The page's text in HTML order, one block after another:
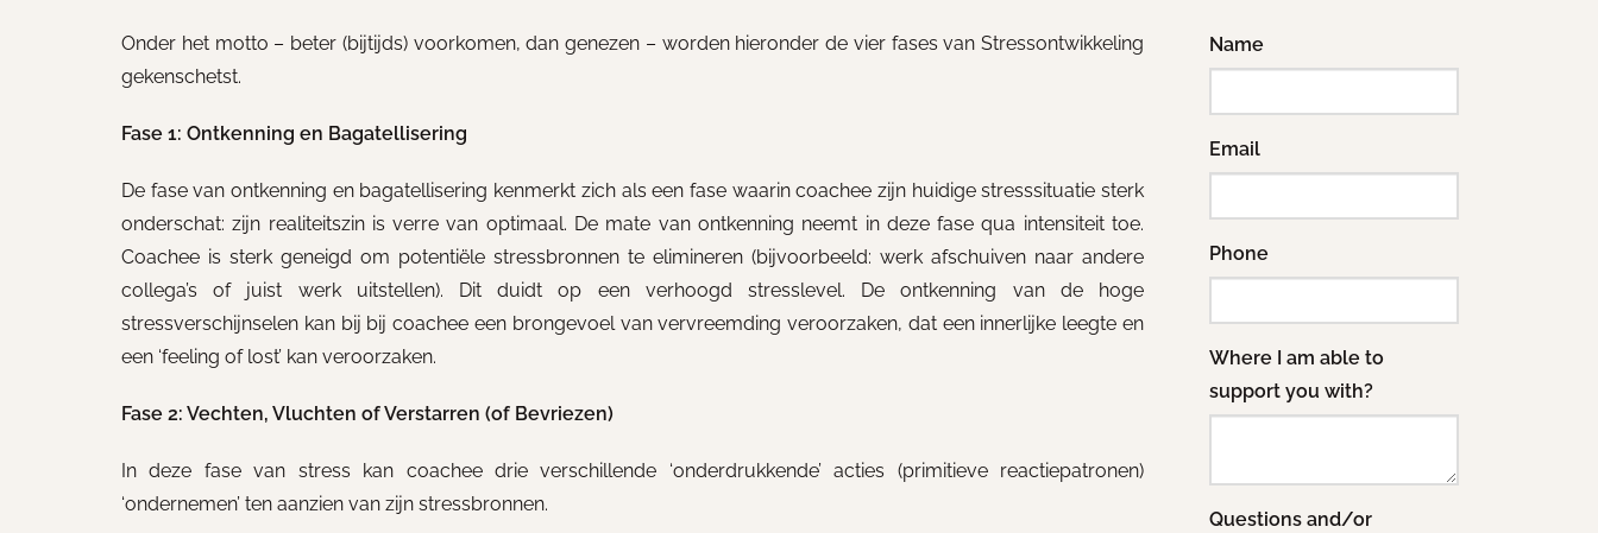
Onder het motto – beter (bijtijds) voorkomen, dan genezen – worden hieronder de vier fases van Stressontwikkeling
gekenschetst.
Fase 1: Ontkenning en Bagatellisering
De fase van ontkenning en bagatellisering kenmerkt zich als een fase waarin coachee zijn huidige stresssituatie sterk
onderschat: zijn realiteitszin is verre van optimaal. De mate van ontkenning neemt in deze fase qua intensiteit toe.
Coachee is sterk geneigd om potentiële stressbronnen te elimineren (bijvoorbeeld: werk afschuiven naar andere
collega’s of juist werk uitstellen). Dit duidt op een verhoogd stresslevel. De ontkenning van de hoge
stressverschijnselen kan bij bij coachee een brongevoel van vervreemding veroorzaken, dat een innerlijke leegte en
een ‘feeling of lost’ kan veroorzaken.
Fase 2: Vechten, Vluchten of Verstarren (of Bevriezen)
In deze fase van stress kan coachee drie verschillende ‘onderdrukkende’ acties (primitieve reactiepatronen)
‘ondernemen’ ten aanzien van zijn stressbronnen.
Name
Email
Phone
Where I am able to
support you with?
Questions and/or